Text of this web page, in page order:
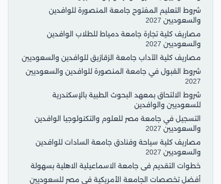
شروط التعليم المفتوح جامعة المنصورة للوافدين
والسعوديين 2027
مصاريف كلية تجارة جامعة دمياط للطلاب الوافدين
والسعوديين 2027
مصاريف كلية الآداب جامعة الزقازيق للوافدين والسعوديين
شروط القبول في جامعة المنصورة للوافدين والسعوديين
2027
شروط الالتحاق بمعهد البحوث الطبية بالإسكندرية
للسعوديين والوافدين
التسجيل في جامعة مصر للعلوم والتكنولوجيا الوافدين
والسعوديين 2027
مصاريف كلية سياحة وفنادق جامعة السادات للوافدين
والسعوديين 2027
خطوات التقديم فى جامعة الاسماعيلية الاهلية بسهولة
أفضل تخصصات الجامعة الأمريكية في مصر للسعوديين